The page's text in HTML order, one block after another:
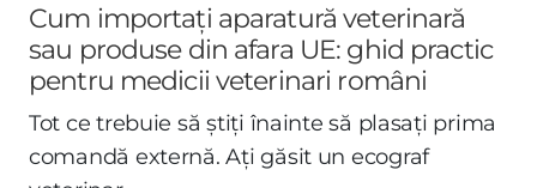
Cum importați aparatură veterinară
sau produse din afara UE: ghid practic
pentru medicii veterinari români
Tot ce trebuie să știți înainte să plasați prima
comandă externă. Ați găsit un ecograf